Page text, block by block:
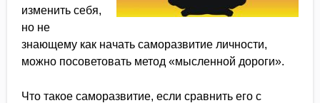
изменить себя,
но не
знающему как начать саморазвитие личности,
можно посоветовать метод «мысленной дороги».
Что такое саморазвитие, если сравнить его с